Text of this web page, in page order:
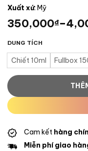
0
of
5
Xuất xứ: Mỹ
350,000₫–
DUNG TÍCH
Chiết 10ml Fullbox
Cam kết hàng
Miễn phí giao